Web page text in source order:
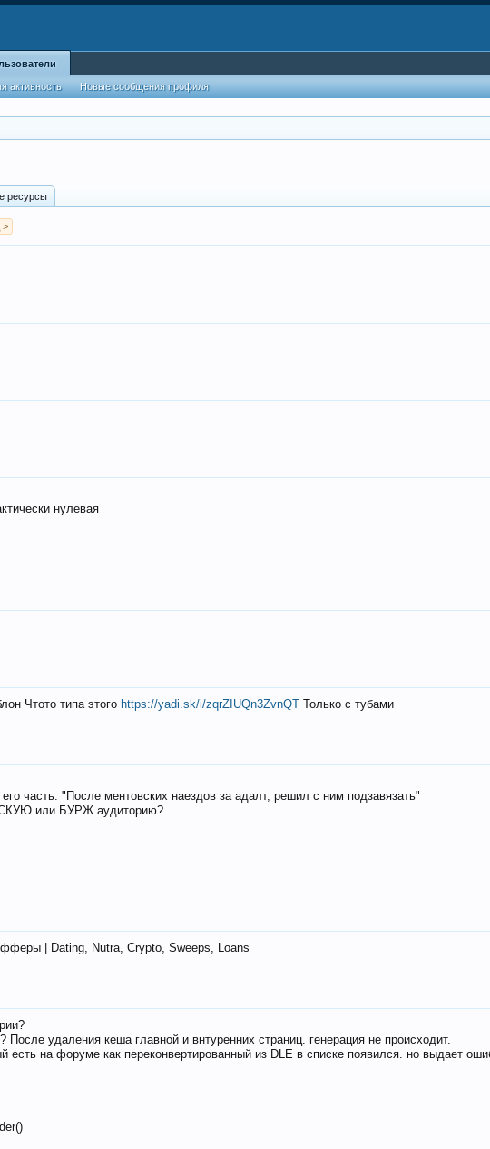
ресурсы
>
нулевая
Чтото типа этого https://yadi.sk/i/zqrZIUQn3ZvnQT Только с тубами
часть: "После ментовских наездов за адалт, решил с ним подзавязать"
или БУРЖ аудиторию?
| Dating, Nutra, Crypto, Sweeps, Loans
удаления кеша главной и внтуренних страниц. генерация не происходит.
есть на форуме как переконвертированный из DLE в списке появился. но выдает
активность Новые сообщения профиля